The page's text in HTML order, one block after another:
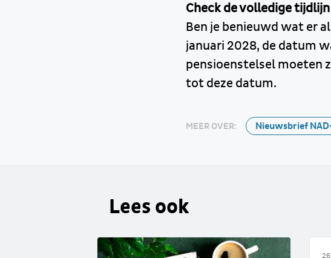
Check de volledige tijdlijn
Ben je benieuwd wat er
januari 2028, de datum
pensioenstelsel moeten
tot deze datum.
MEER OVER: Nieuwsbrief
Lees ook